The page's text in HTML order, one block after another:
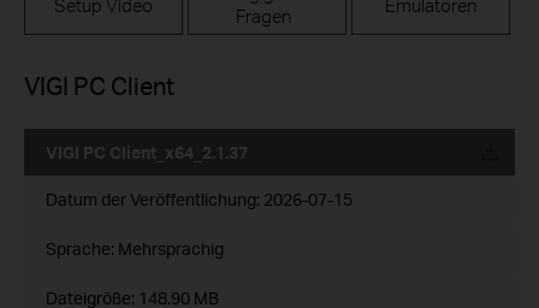
Fragen
VIGI PC Client
VIGI PC Client_x64_2.1.37
Datum der Veröffentlichung: 2026-07-15
Sprache: Mehrsprachig
Dateigröße: 148.90 MB